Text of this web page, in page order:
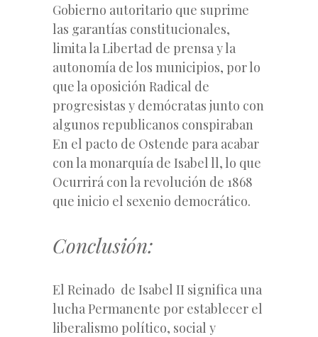
Gobierno autoritario que suprime
las garantías constitucionales,
limita la Libertad de prensa y la
autonomía de los municipios, por lo
que la oposición Radical de
progresistas y demócratas junto con
algunos republicanos conspiraban
En el pacto de Ostende para acabar
con la monarquía de Isabel ll, lo que
Ocurrirá con la revolución de 1868
que inicio el sexenio democrático.
Conclusión:
El Reinado de Isabel II significa una
lucha Permanente por establecer el
liberalismo político, social y